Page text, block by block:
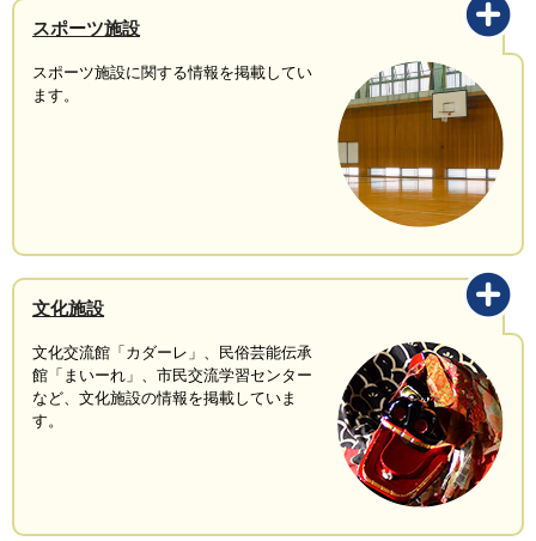
スポーツ施設
スポーツ施設に関する情報を掲載してい
ます。
文化施設
文化交流館「カダーレ」、民俗芸能伝承
館「まいーれ」、市民交流学習センター
など、文化施設の情報を掲載していま
す。